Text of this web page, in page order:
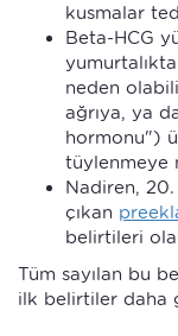
kusmalar
Beta-HCG
neden
ağrıya, ya
hormonu")
tüylenmeye
Nadiren,
çıkan
belirtileri
Tüm sayılan bu
ilk belirtiler daha